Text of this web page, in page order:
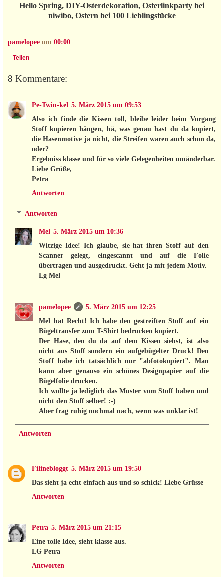
Hello Spring, DIY-Osterdekoration, Osterlinkparty bei
niwibo, Ostern bei 100 Lieblingstücke
pamelopee um 00:00
Teilen
8 Kommentare:
Pe-Twin-kel 5. März 2015 um 09:53
Also ich finde die Kissen toll, bleibe leider beim Vorgang
Stoff kopieren hängen, hä, was genau hast du da kopiert,
die Hasenmotive ja nicht, die Streifen waren auch schon da,
oder?
Ergebniss klasse und für so viele Gelegenheiten umänderbar.
Liebe Grüße,
Petra
Antworten
Antworten
Mel 5. März 2015 um 10:36
Witzige Idee! Ich glaube, sie hat ihren Stoff auf den
Scanner gelegt, eingescannt und auf die Folie
übertragen und ausgedruckt. Geht ja mit jedem Motiv.
Lg Mel
pamelopee
5. März 2015 um 12:25
Mel hat Recht! Ich habe den gestreiften Stoff auf ein
Bügeltransfer zum T-Shirt bedrucken kopiert.
Der Hase, den du da auf dem Kissen siehst, ist also
nicht aus Stoff sondern ein aufgebügelter Druck! Den
Stoff habe ich tatsächlich nur "abfotokopiert". Man
kann aber genauso ein schönes Designpapier auf die
Bügelfolie drucken.
Ich wollte ja lediglich das Muster vom Stoff haben und
nicht den Stoff selber! :-)
Aber frag ruhig nochmal nach, wenn was unklar ist!
Antworten
Filinebloggt 5. März 2015 um 19:50
Das sieht ja echt einfach aus und so schick! Liebe Grüsse
Antworten
Petra 5. März 2015 um 21:15
Eine tolle Idee, sieht klasse aus.
LG Petra
Antworten